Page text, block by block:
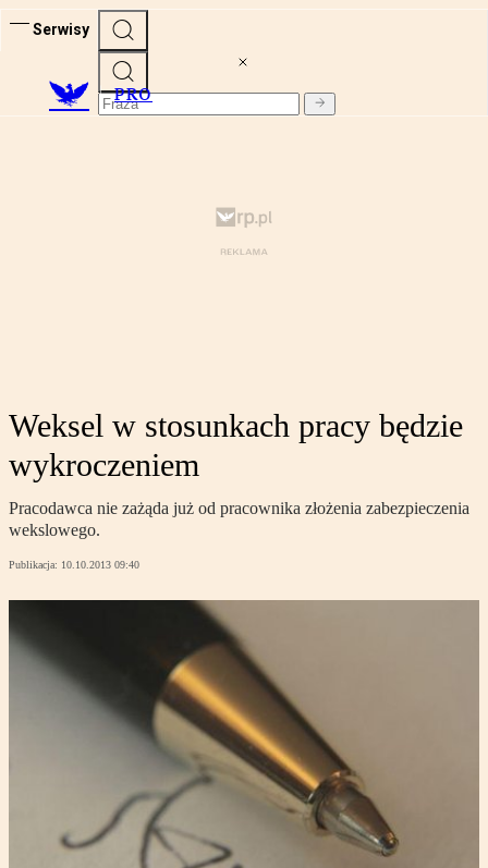
Serwisy
PRO
Weksel w stosunkach pracy będzie
wykroczeniem
Pracodawca nie zażąda już od pracownika złożenia zabezpieczenia
wekslowego.
Publikacja: 10.10.2013 09:40